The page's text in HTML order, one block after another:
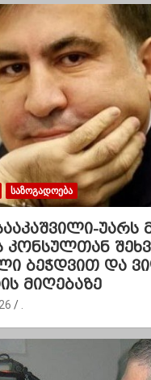
ᲡᲐᲖᲝᲒᲐᲓᲝᲔᲑᲐ
უარს
კონსულთან
ბეჭდვით და
მიღებაზე